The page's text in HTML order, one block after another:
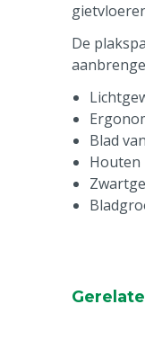
De
Blad
Houten